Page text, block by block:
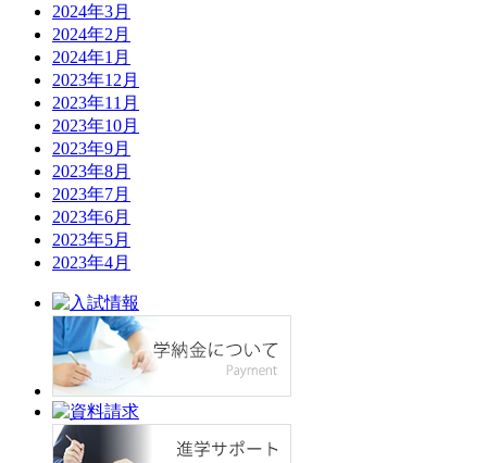
2024年3月
2024年2月
2024年1月
2023年12月
2023年11月
2023年10月
2023年9月
2023年8月
2023年7月
2023年6月
2023年5月
2023年4月